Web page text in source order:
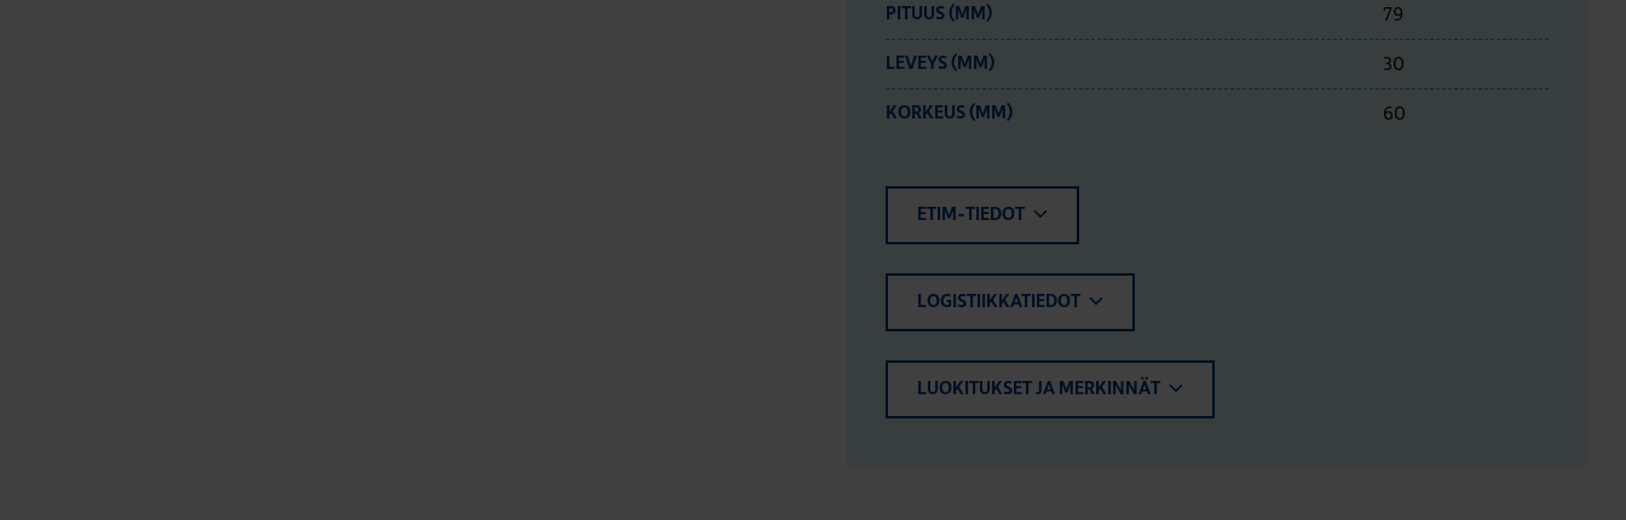
PITUUS (MM) 79
LEVEYS (MM) 30
KORKEUS (MM) 60
ETIM-TIEDOT
LOGISTIIKKATIEDOT
LUOKITUKSET JA MERKINNÄT